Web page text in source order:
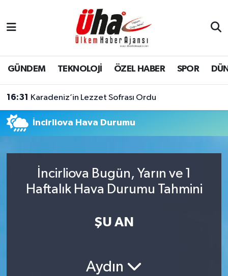
GÜNDEM TEKNOLOJİ ÖZEL HABER SPOR
16:31 Karadeniz’in Lezzet Sofrası Ordu
İncirliova Hava Durumu
İncirliova Bugün, Yarın ve 1
Haftalık Hava Durumu Tahmini
ŞU AN
Aydın
İstanbul Nöbetçi Eczaneler
İstanbul Hava Durumu
İstanbul Trafik Yoğunluk Haritası
Tüm Manşetler
Son Dakika Haberleri